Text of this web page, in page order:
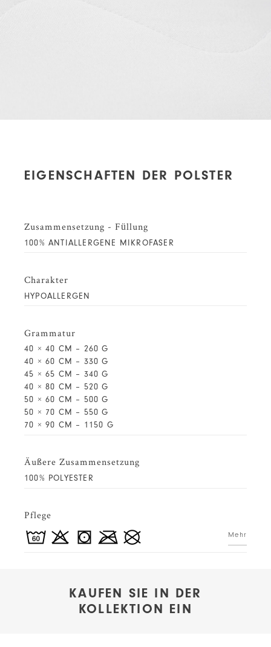
EIGENSCHAFTEN DER POLSTER
Zusammensetzung - Füllung
100% ANTIALLERGENE MIKROFASER
Charakter
HYPOALLERGEN
Grammatur
40 × 40 CM – 260 G
40 × 60 CM – 330 G
45 × 65 CM – 340 G
40 × 80 CM – 520 G
50 × 60 CM – 500 G
50 × 70 CM – 550 G
70 × 90 CM – 1150 G
Äußere Zusammensetzung
100% POLYESTER
Pflege
Mehr
KAUFEN SIE IN DER
KOLLEKTION EIN